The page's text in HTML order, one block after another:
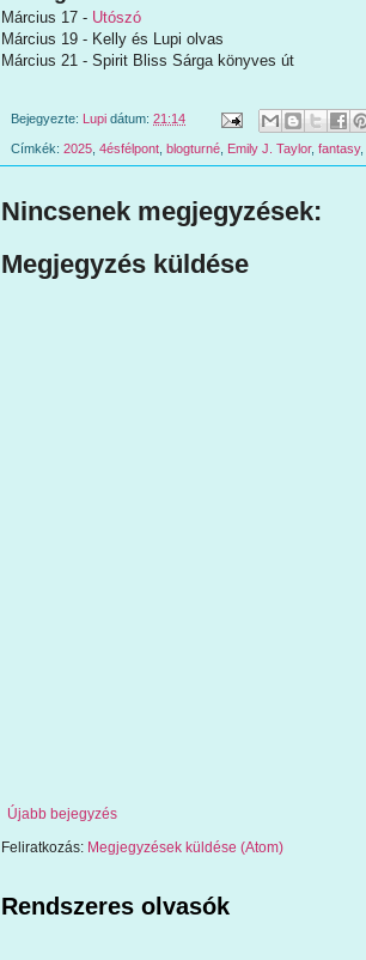
Március 17 - Utószó
Március 19 - Kelly és Lupi olvas
Március 21 - Spirit Bliss Sárga könyves út
Bejegyezte: Lupi dátum: 21:14
Címkék: 2025 4ésfélpont blogturné Emily J. Taylor, fantasy,
Nincsenek megjegyzések:
Megjegyzés küldése
Újabb bejegyzés
Feliratkozás: Megjegyzések küldése (Atom)
Rendszeres olvasók